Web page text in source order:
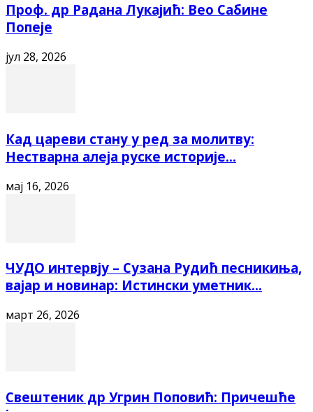
Проф. др Радана Лукајић: Вео Сабине
Попеје
јул 28, 2026
Кад цареви стану у ред за молитву:
Нестварна алеја руске историје...
мај 16, 2026
ЧУДО интервју – Сузана Рудић песникиња,
вајар и новинар: Истински уметник...
март 26, 2026
Свештеник др Угрин Поповић: Причешће